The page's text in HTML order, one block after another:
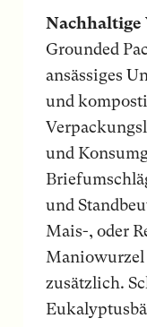
Nachhaltige
Grounded
ansässiges
und
und
und
Mais-, oder
Maniowurzel
zusätzlich.